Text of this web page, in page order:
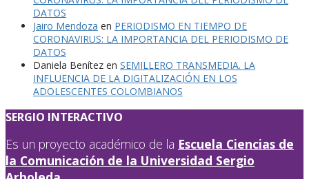
DATOS
Jairo Mendoza en PERIODISMO EN TIEMPO DE
CORONAVIRUS: LA IMPORTANCIA DEL PERIODISMO DE
DATOS
Daniela Benítez en SEMILLERO TRANSMEDIA. LA
INFLUENCIA DE LA DIGITALIZACIÓN EN LOS
ADOLESCENTES COLOMBIANOS
SERGIO INTERACTIVO
Es un proyecto académico de la Escuela Ciencias de
la Comunicación de la Universidad Sergio